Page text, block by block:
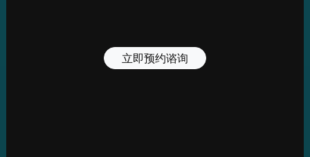
立即预约谘询